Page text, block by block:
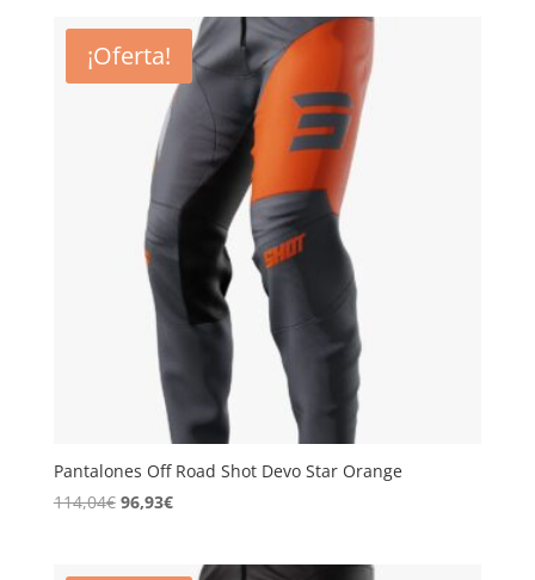
era:
114,04€.
es:
96,93€.
¡Oferta!
Pantalones Off Road Shot Devo Star Orange
114,04€ El
96,93€El